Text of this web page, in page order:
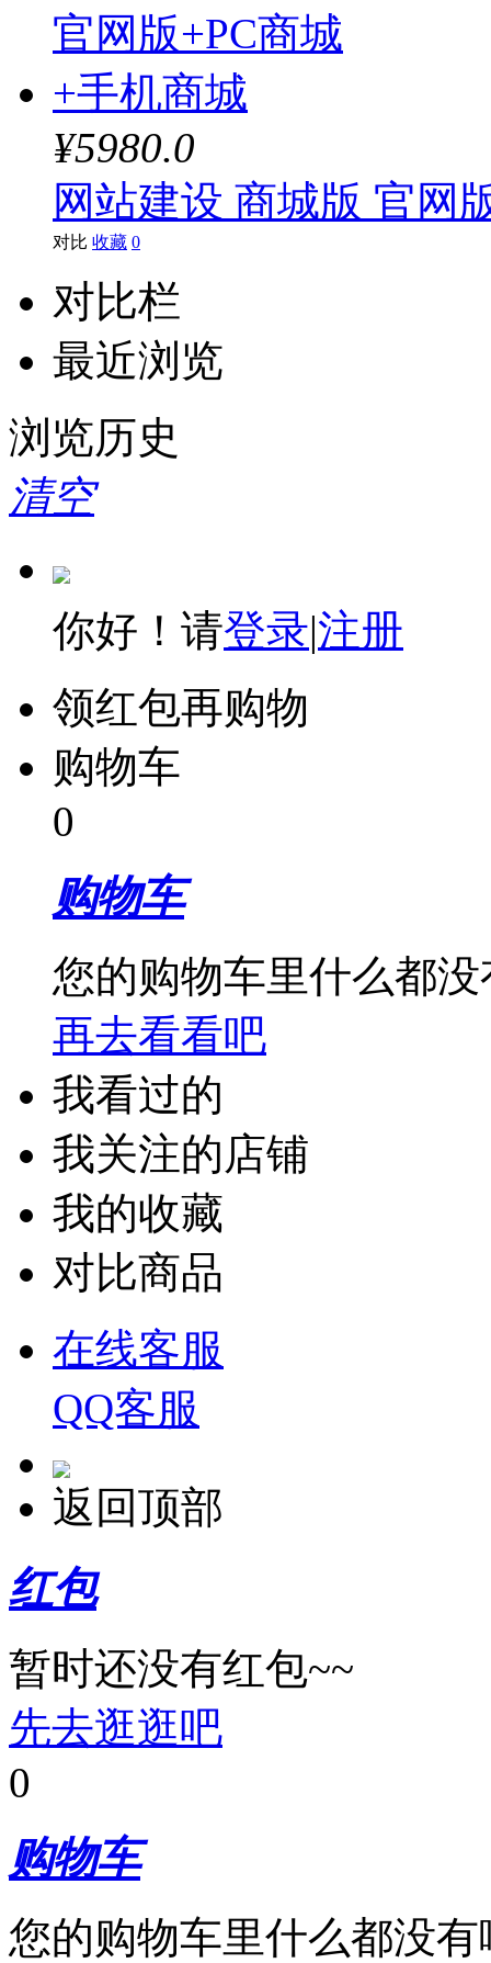
¥5980.0
网站建设 商城版 官网
对比 收藏 0
对比栏
最近浏览
浏览历史
清空
你好！请登录|注册
领红包再购物
购物车
0
购物车
您的购物车里什么都没
再去看看吧
我看过的
我关注的店铺
我的收藏
对比商品
在线客服
QQ客服
返回顶部
红包
暂时还没有红包~~
先去逛逛吧
0
购物车
您的购物车里什么都没有